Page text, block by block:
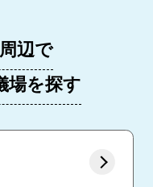
辺で
場を探す